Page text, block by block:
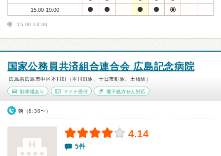
15:00-19:00
15:00-18:00
国家公務員共済組合連合会 広島記念病院
広島県広島市中区本川町（本川町駅、十日市町駅、土橋駅）
駐車場あり マイナ受付 電子処方せん対応
朝（8:30〜）
4.14
5件